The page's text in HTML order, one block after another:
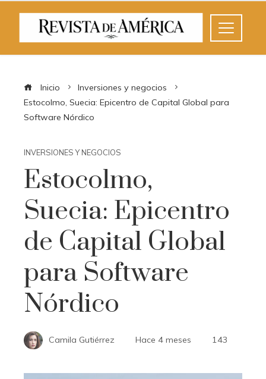
Inicio
Inversiones y negocios
Estocolmo, Suecia: Epicentro de Capital Global para
Software Nórdico
INVERSIONES Y NEGOCIOS
Estocolmo,
Suecia: Epicentro
de Capital Global
para Software
Nórdico
Camila Gutiérrez Hace 4 meses 143